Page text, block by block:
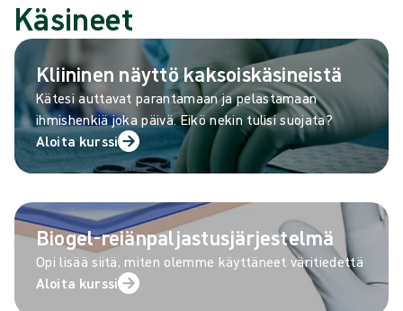
Käsineet
Kliininen näyttö kaksoiskäsineistä
Kätesi auttavat parantamaan ja pelastamaan
ihmishenkiä joka päivä. Eikö nekin tulisi suojata?
Aloita kurssi
Biogel-reiänpaljastusjärjestelmä
Opi lisää siitä, miten olemme käyttäneet väritiedettä
Aloita kurssi